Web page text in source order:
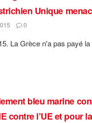
Unique
0
La Grèce n'a pas payé
bleu marine
contre l’UE et pour